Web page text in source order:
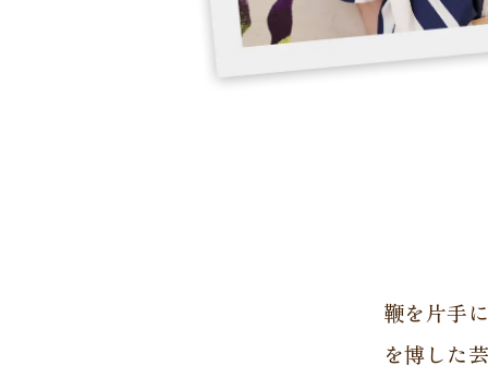
鞭を片手
を博した